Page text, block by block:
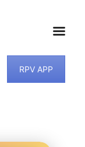
RPV APP